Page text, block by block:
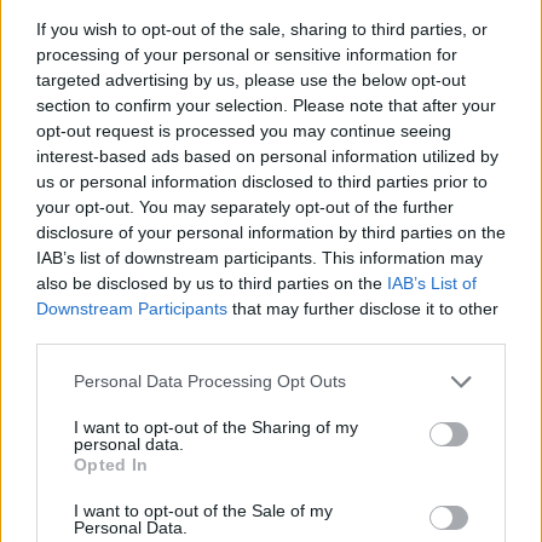
If you wish to opt-out of the sale, sharing to third parties, or
processing of your personal or sensitive information for
targeted advertising by us, please use the below opt-out
section to confirm your selection. Please note that after your
opt-out request is processed you may continue seeing
interest-based ads based on personal information utilized by
us or personal information disclosed to third parties prior to
your opt-out. You may separately opt-out of the further
disclosure of your personal information by third parties on the
IAB’s list of downstream participants. This information may
also be disclosed by us to third parties on the IAB’s List of
Downstream Participants that may further disclose it to other
Please note that this website/app uses one or more Google
not limited to your visit or usage behaviour. You may click to
grant or deny consent to Google and its third-party tags to
use your data for below specified purposes in below Google
consent section.
Personal Data Processing Opt Outs
I want to opt-out of the Sharing of my
personal data.
Opted In
I want to opt-out of the Sale of my
Personal Data.
e újhullámról, de az biztos, hogy az internetes
zenefogyasztási szokásoknak köszönhetően ma
mindenféle zenének van létjogosultsága.
Mindenesetre mi a mai napig azt kapjuk
kritikaként, hogy „jó amit csináltok, de kellene
bele egy kis ének, vagy szöveg, hogy
könnyebben fogyasztható legyen”.
HIRDETÉS